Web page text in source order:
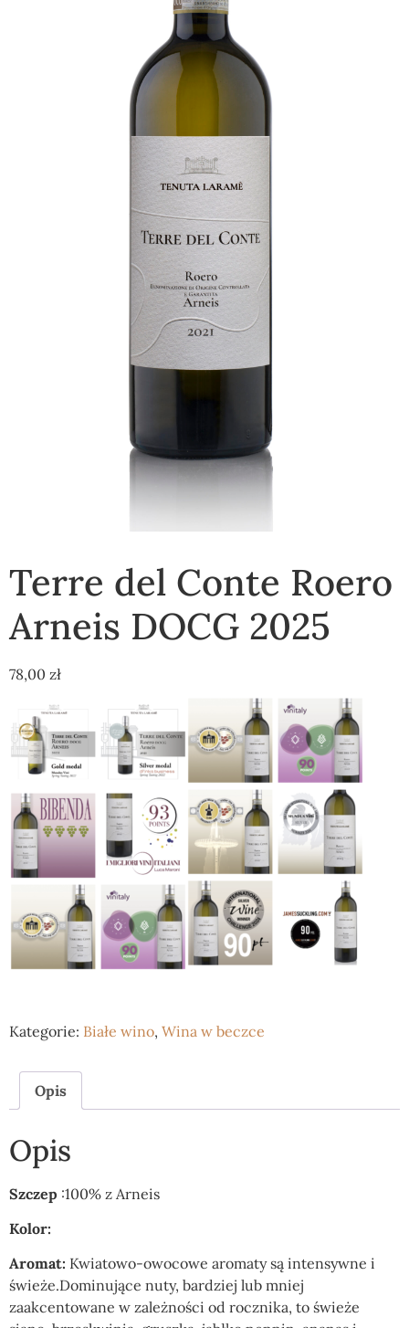
Terre del Conte Roero
Arneis DOCG 2025
78,00 zł
Kategorie: Białe wino, Wina w beczce
Opis
Opis
Szczep :100% z Arneis
Kolor:
Aromat: Kwiatowo-owocowe aromaty są intensywne i
świeże.Dominujące nuty, bardziej lub mniej
zaakcentowane w zależności od rocznika, to świeże